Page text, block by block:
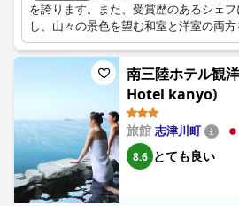
を誇ります。また、受賞歴のあるシェ
し、山々の景色を望む和室と洋室の両方
南三陸ホテル観
Hotel kanyo)
旅館 志津川町
8.6 とても良い